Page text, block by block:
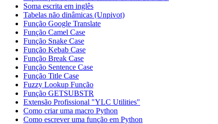
Soma escrita em inglês
Tabelas não dinâmicas (Unpivot)
Função Google Translate
Função Camel Case
Função Snake Case
Função Kebab Case
Função Break Case
Função Sentence Case
Função Title Case
Fuzzy Lookup Função
Função GETSUBSTR
Extensão Profissional "YLC Utilities"
Como criar uma macro Python
Como escrever uma função em Python